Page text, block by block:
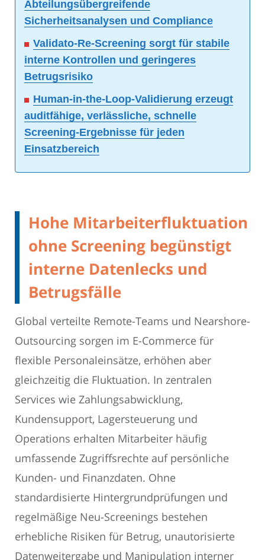
Abteilungsübergreifende
Sicherheitsanalysen und Compliance
Validato-Re-Screening sorgt für stabile
interne Kontrollen und geringeres
Betrugsrisiko
Human-in-the-Loop-Validierung erzeugt
auditfähige, verlässliche, schnelle
Screening-Ergebnisse für jeden
Einsatzbereich
Hohe Mitarbeiterfluktuation
ohne Screening begünstigt
interne Datenlecks und
Betrugsfälle
Global verteilte Remote-Teams und Nearshore-
Outsourcing sorgen im E-Commerce für
flexible Personaleinsätze, erhöhen aber
gleichzeitig die Fluktuation. In zentralen
Services wie Zahlungsabwicklung,
Kundensupport, Lagersteuerung und
Operations erhalten Mitarbeiter häufig
umfassende Zugriffsrechte auf persönliche
Kunden- und Finanzdaten. Ohne
standardisierte Hintergrundprüfungen und
regelmäßige Neu-Screenings bestehen
erhebliche Risiken für Betrug, unautorisierte
Datenweitergabe und Manipulation interner